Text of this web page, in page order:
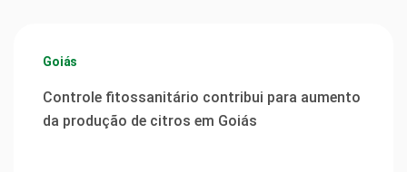
Goiás
Controle fitossanitário contribui para aumento
da produção de citros em Goiás